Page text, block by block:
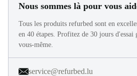
Nous sommes là pour vous
Tous les produits refurbed sont en
en 40 étapes. Profitez de 30 jours d'essai
vous-même.
service@refurbed.lu